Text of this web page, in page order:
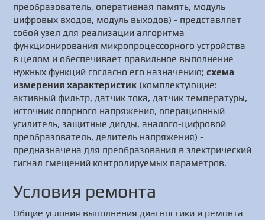
преобразователь, оперативная память, модуль
цифровых входов, модуль выходов) - представляет
собой узел для реализации алгоритма
функционирования микропроцессорного устройства
в целом и обеспечивает правильное выполнение
нужных функций согласно его назначению;схема
измерения характеристик (комплектующие:
активный фильтр, датчик тока, датчик температуры,
источник опорного напряжения, операционный
усилитель, защитные диоды, аналого-цифровой
преобразователь, делитель напряжения) -
предназначена для преобразования в электрический
сигнал смещений контролируемых параметров.
Условия ремонта
Общие условия выполнения диагностики и ремонта